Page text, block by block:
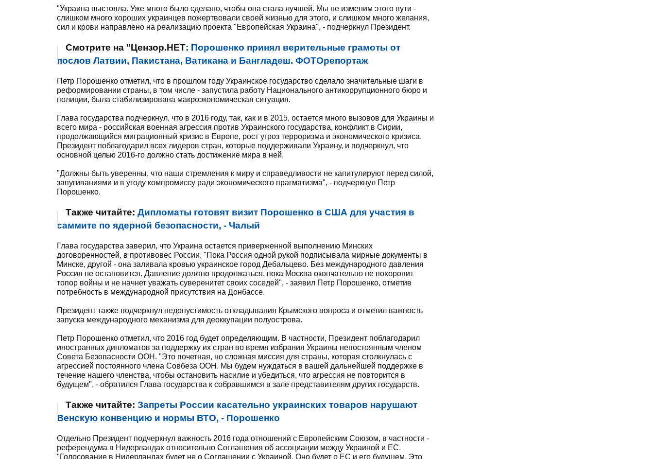
"Украина выстояла. Уже много было сделано, чтобы она стала лучшей. Мы не изменим этого пути -
слишком много хороших украинцев пожертвовали своей жизнью для этого, и слишком много желания,
сил и крови направлено на реализацию проекта "Европейская Украина", - подчеркнул Президент.
Смотрите на "Цензор.НЕТ: Порошенко принял верительные грамоты от
послов Латвии, Пакистана, Ватикана и Бангладеш. ФОТОрепортаж
Петр Порошенко отметил, что в прошлом году Украинское государство сделало значительные шаги в
реформировании страны, в том числе - запустила работу Национального антикоррупционного бюро и
полиции, была стабилизирована макроэкономическая ситуация.
Глава государства подчеркнул, что в 2016 году, так, как и в 2015, остается много вызовов для Украины и
всего мира - российская военная агрессия против Украинского государства, конфликт в Сирии,
продолжающийся миграционный кризис в Европе, рост угроз терроризма и экономического кризиса.
Президент поблагодарил всех лидеров стран, которые поддерживали Украину, и подчеркнул, что
основной целью 2016-го должно стать достижение мира в ней.
"Должны быть уверенны, что наши стремления к миру и справедливости не капитулируют перед силой,
запугиваниями и в угоду компромиссу ради экономического прагматизма", - подчеркнул Петр
Порошенко.
Также читайте: Дипломаты готовят визит Порошенко в США для участия в
саммите по ядерной безопасности, - Чалый
Глава государства заверил, что Украина остается приверженной выполнению Минских
договоренностей, в противовес России. "Пока Россия одной рукой подписывала мирные документы в
Минске, другой - она заливала кровью украинское город Дебальцево. Без международного давления
Россия не остановится. Давление должно продолжаться, пока Москва окончательно не похоронит
топор войны и не начнет уважать суверенитет своих соседей", - заявил Петр Порошенко, отметив
потребность в международной присутствия на Донбассе.
Президент также подчеркнул недопустимость откладывания Крымского вопроса и отметил важность
запуска международного механизма для деоккупации полуострова.
Петр Порошенко отметил, что 2016 год будет определяющим. В частности, Президент поблагодарил
иностранных дипломатов за поддержку их стран во время избрания Украины непостоянным членом
Совета Безопасности ООН. "Это почетная, но сложная миссия для страны, которая столкнулась с
агрессией постоянного члена Совбеза ООН. Мы будем нуждаться в вашей дальнейшей поддержке в
течение нашего членства, чтобы остановить насилие и убедиться, что агрессия не повторится в
будущем", - обратился Глава государства к собравшимся в зале представителям других государств.
Также читайте: Запреты России касательно украинских товаров нарушают
Венскую конвенцию и нормы ВТО, - Порошенко
Отдельно Президент подчеркнул важность 2016 года отношений с Европейским Союзом, в частности -
референдума в Нидерландах относительно Соглашения об ассоциации между Украиной и ЕС.
"Голосование в Нидерландах будет не о Соглашении с Украиной. Оно будет о ЕС и его будущем. Это